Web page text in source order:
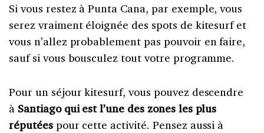
Si vous restez à Punta Cana, par exemple, vous
serez vraiment éloignée des spots de kitesurf et
vous n’allez probablement pas pouvoir en faire,
sauf si vous bousculez tout votre programme.
Pour un séjour kitesurf, vous pouvez descendre
à Santiago qui est l’une des zones les plus
réputéespour cette activité. Pensez aussi à